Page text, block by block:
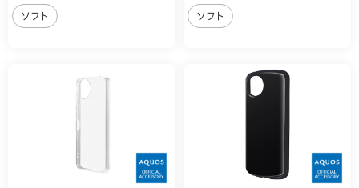
ソフト ソフト